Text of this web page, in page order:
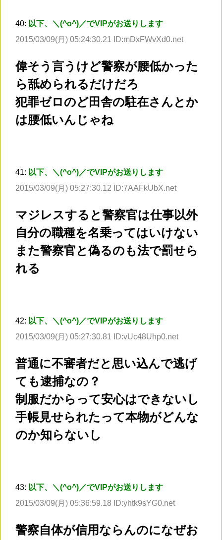
40: 以下、＼(^o^)／でVIPがお送りします
2015/03/09(月) 05:24:30.21 ID:mDxFWvXd0.net
偉そう言うけど警察が腰低かった
ら舐められるだけだろ
犯罪ゼロのど田舎の駐在さんとか
は腰低いんじゃね
41: 以下、＼(^o^)／でVIPがお送りします
2015/03/09(月) 05:27:30.12 ID:7AAFkUbX.net
マジレスすると警察官は仕事以外
自分の職種を名乗ってはいけない
また警察官と偽るのも法で罰せら
れる
42: 以下、＼(^o^)／でVIPがお送りします
2015/03/09(月) 05:27:30.81 ID:vUc48Uhp0.net
普通に不審者だと思い込んで逃げ
ても逮捕なの？
制服だからって安心はできないし
手帳見せられたって本物がどんな
のか知らないし
43: 以下、＼(^o^)／でVIPがお送りします
2015/03/09(月) 05:36:59.18 ID:yhtk9sYG0.net
警察自体が信用ならんのになぜお